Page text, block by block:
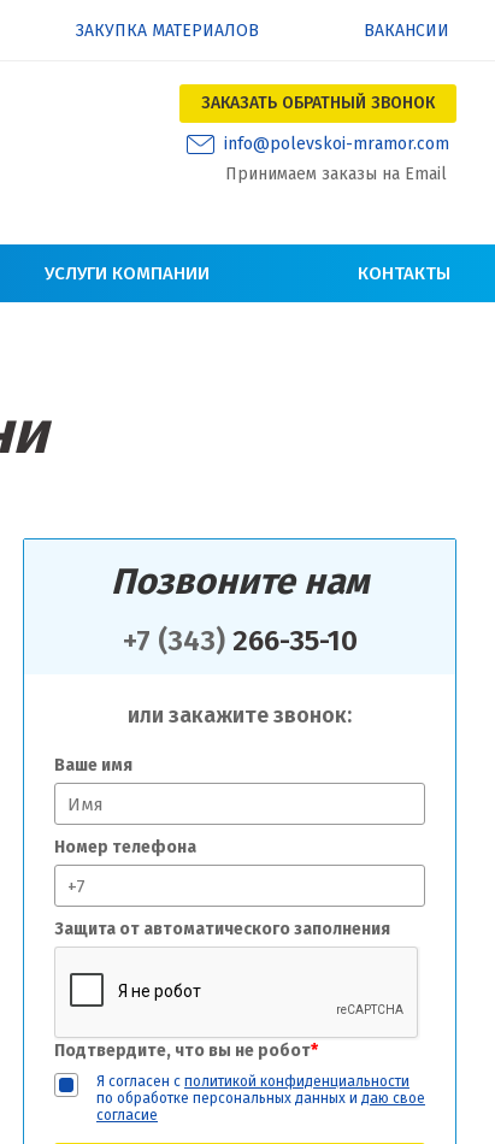
ЗАКУПКА МАТЕРИАЛОВ ВАКАНСИИ
ЗАКАЗАТЬ ОБРАТНЫЙ ЗВОНОК
info@polevskoi-mramor.com
Принимаем заказы на Email
УСЛУГИ КОМПАНИИ КОНТАКТЫ
Позвоните нам
+7 (343)266-35-10
или закажите звонок:
Ваше имя
Номер телефона
Защита от автоматического заполнения
Подтвердите, что вы не робот*
Я согласен с политикой конфиденциальности
по обработке персональных данных и даю свое
согласие